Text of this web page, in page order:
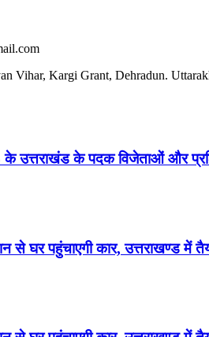
Vihar, Kargi Grant, Dehradun.
उत्तराखंड के पदक विजेताओं और
घर पहुंचाएगी कार, उत्तराखण्ड में